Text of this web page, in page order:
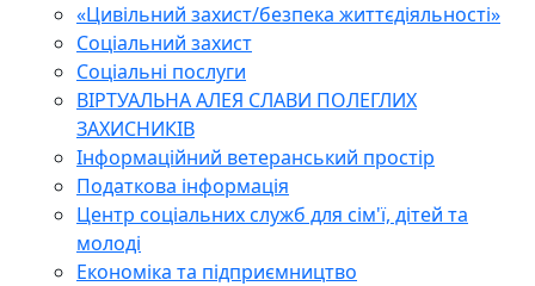
«Цивільний захист/безпека життєдіяльності»
Соціальний захист
Соціальні послуги
ВІРТУАЛЬНА АЛЕЯ СЛАВИ ПОЛЕГЛИХ
ЗАХИСНИКІВ
Інформаційний ветеранський простір
Податкова інформація
Центр соціальних служб для сім'ї, дітей та
молоді
Економіка та підприємництво